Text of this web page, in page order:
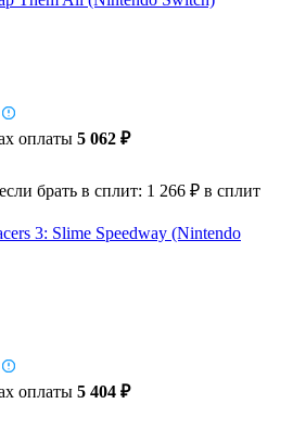
оплаты 5 062 ₽
брать в сплит: 1 266 ₽ в сплит
3: Slime Speedway (Nintendo
оплаты 5 404 ₽